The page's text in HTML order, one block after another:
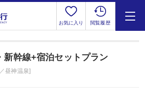
お気に入り 閲覧履歴
幹線+宿泊セットプラン
昼神温泉]